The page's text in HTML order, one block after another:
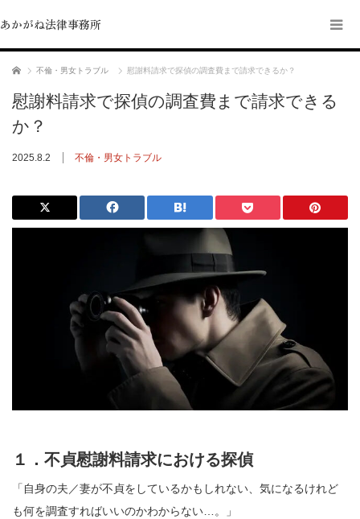
あかがね法律事務所
ホーム 不倫・男女トラブル 慰謝料請求で探偵の調査費まで請求できるか？
慰謝料請求で探偵の調査費まで請求できる
か？
2025.8.2 不倫・男女トラブル
１．不貞慰謝料請求における探偵
「自身の夫／妻が不貞をしているかもしれない、気になるけれど
も何を調査すればいいのかわからない…。」